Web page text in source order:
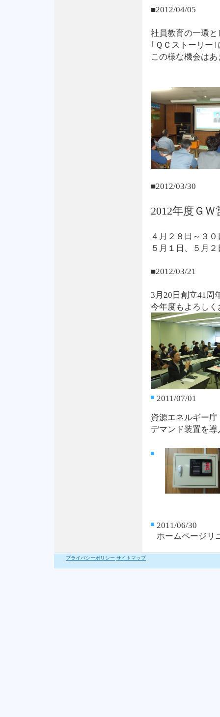
■2012/04/05
社員教育の一環
｢ＱＣストーリー
この様な機会は
■2012/03/30
2012年度Ｇ
４月２８日～３
５月１日、５月
■2012/03/21
3月20日創立41周
今年度もよろし
2011/07/01
資源エネルギー
デマンド装置を
2011/06/30
ホームページリ
プライバシーポリシー サイトマップ